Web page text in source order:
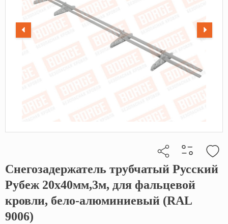
Кликните, чтобы скопировать прямую ссылку
Снегозадержатель трубчатый Русский
Рубеж 20х40мм,3м, для фальцевой
кровли, бело-алюминиевый (RAL
9006)